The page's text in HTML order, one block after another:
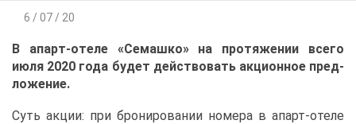
6 / 07 / 20
В апарт-оте­ле «Се­маш­ко» на про­тя­же­нии все­го
июля 2020 го­да бу­дет дей­ство­вать ак­ци­он­ное пред­
ло­же­ние.
Суть ак­ции: при бро­ни­ро­ва­нии но­ме­ра в апарт-оте­ле